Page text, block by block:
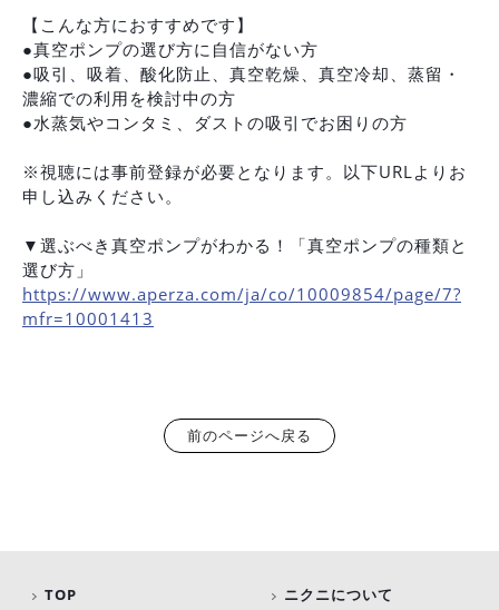
【こんな方におすすめです】
●真空ポンプの選び方に自信がない方
●吸引、吸着、酸化防止、真空乾燥、真空冷却、蒸留・
濃縮での利用を検討中の方
●水蒸気やコンタミ、ダストの吸引でお困りの方
※視聴には事前登録が必要となります。以下URLよりお
申し込みください。
▼選ぶべき真空ポンプがわかる！「真空ポンプの種類と
選び方」
https://www.aperza.com/ja/co/10009854/page/7?
mfr=10001413
前のページへ戻る
TOP
ニクニについて